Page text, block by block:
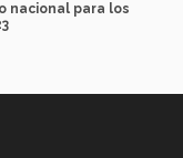
nacional para los